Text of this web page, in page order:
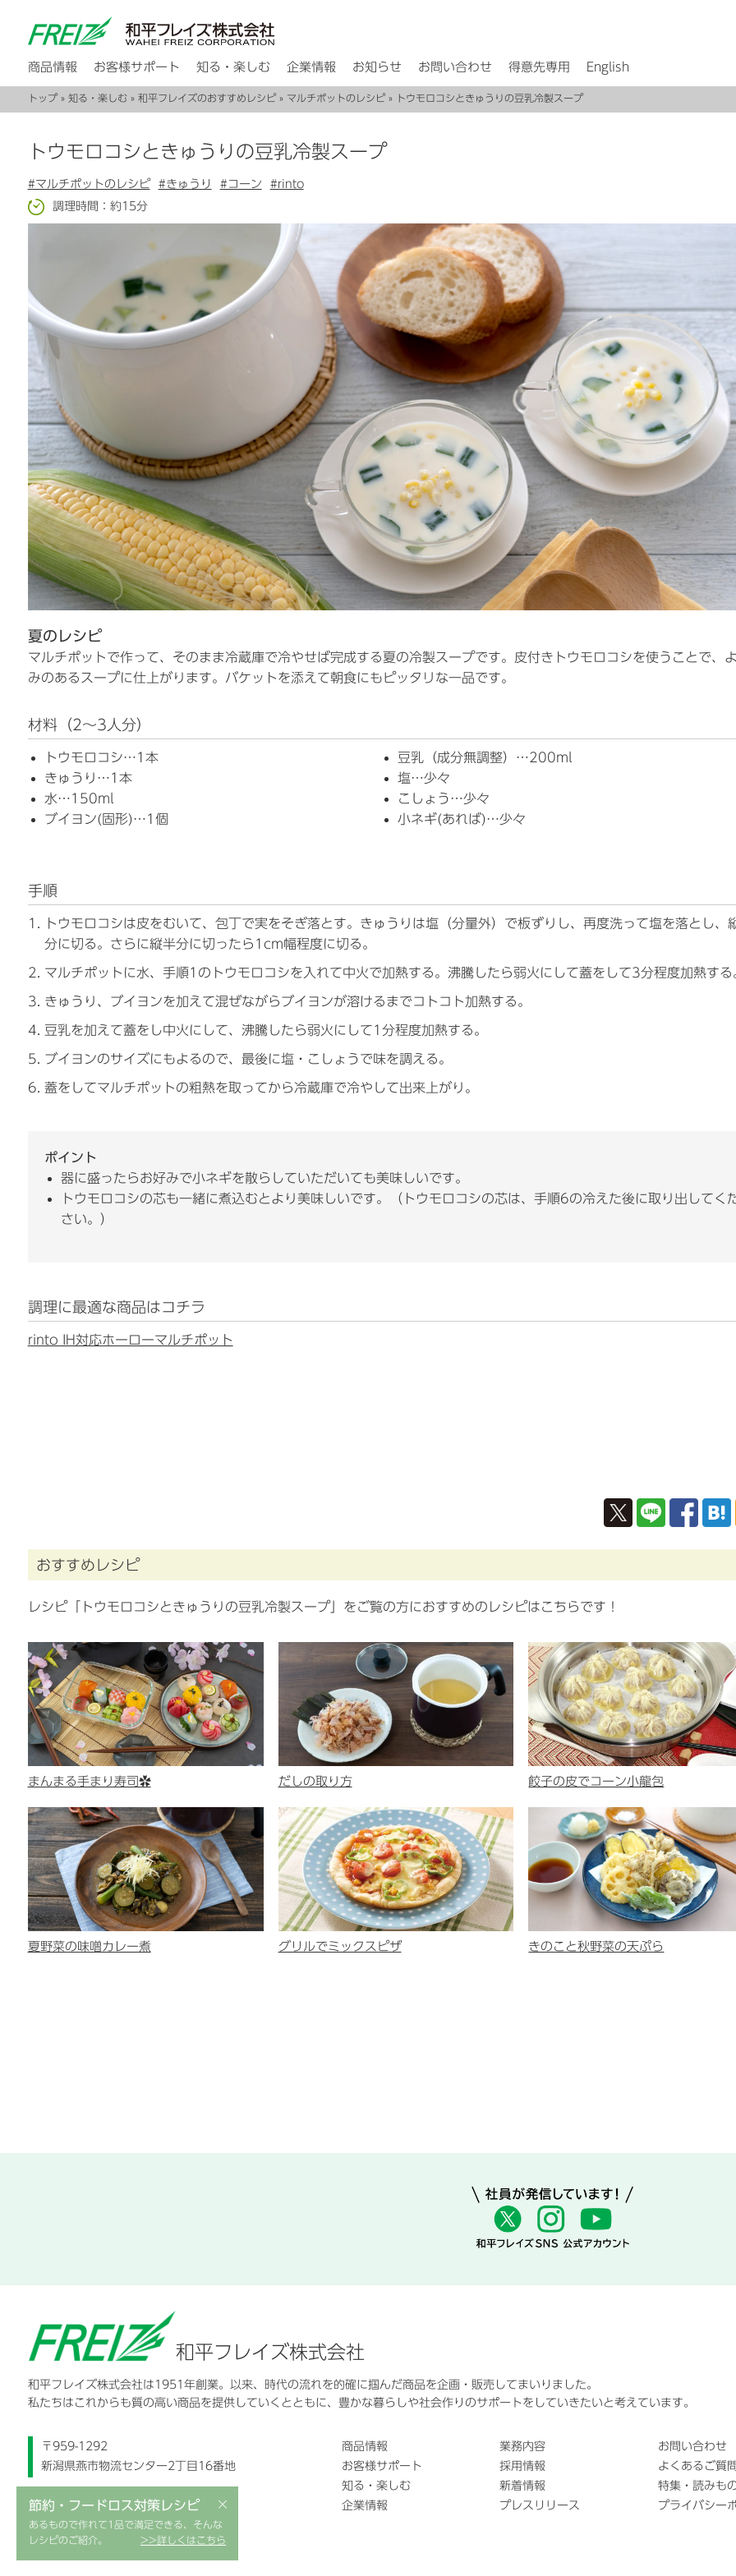
商品情報 お客様サポート 知る・楽しむ 企業情報 お知らせ お問い合わせ 得意先専用 English
トップ» 知る・楽しむ» 和平フレイズのおすすめレシピ» マルチポットのレシピ» トウモロコシときゅうりの豆乳冷製スープ
トウモロコシときゅうりの豆乳冷製スープ
#マルチポットのレシピ #きゅうり #コーン
#rinto
調理時間：約15分
夏のレシピ
マルチポットで作って、そのまま冷蔵庫で冷やせば完成する夏の冷製スープです。皮付きトウモロコシを使うことで、
みのあるスープに仕上がります。バケットを添えて朝食にもピッタリな一品です。
材料（2～3人分）
トウモロコシ…1本
きゅうり…1本
水…150ml
ブイヨン(固形)…1個
豆乳（成分無調整）…200ml
塩…少々
こしょう…少々
小ネギ(あれば)…少々
手順
トウモロコシは皮をむいて、包丁で実をそぎ落とす。きゅうりは塩（分量外）で板ずりし、再度洗って塩を落とし、
分に切る。さらに縦半分に切ったら1cm幅程度に切る。
マルチポットに水、手順1のトウモロコシを入れて中火で加熱する。沸騰したら弱火にして蓋をして3分程度加熱する
きゅうり、ブイヨンを加えて混ぜながらブイヨンが溶けるまでコトコト加熱する。
豆乳を加えて蓋をし中火にして、沸騰したら弱火にして1分程度加熱する。
ブイヨンのサイズにもよるので、最後に塩・こしょうで味を調える。
蓋をしてマルチポットの粗熱を取ってから冷蔵庫で冷やして出来上がり。
ポイント
器に盛ったらお好みで小ネギを散らしていただいても美味しいです。
トウモロコシの芯も一緒に煮込むとより美味しいです。（トウモロコシの芯は、手順6の冷えた後に取り出してく
さい。）
調理に最適な商品はコチラ
rinto IH対応ホーローマルチポット
おすすめレシピ
レシピ「トウモロコシときゅうりの豆乳冷製スープ」をご覧の方におすすめのレシピはこちらです！
まんまる手まり寿司✿ だしの取り方 餃子の皮でコーン小龍包
夏野菜の味噌カレー煮 グリルでミックスピザ きのこと秋野菜の天ぷら
和平フレイズ株式会社
和平フレイズ株式会社は1951年創業。以来、時代の流れを的確に掴んだ商品を企画・販売してまいりました。
私たちはこれからも質の高い商品を提供していくとともに、豊かな暮らしや社会作りのサポートをしていきたいと考えています。
〒959-1292
新潟県燕市物流センター2丁目16番地
商品情報
お客様サポート
知る・楽しむ
企業情報
業務内容
採用情報
新着情報
プレスリリース
お問い合わせ
よくあるご質
特集・読みも
プライバシー
×
節約・フードロス対策レシピ
あるもので作れて1品で満足できる、そんな
レシピのご紹介。
>>詳しくはこちら